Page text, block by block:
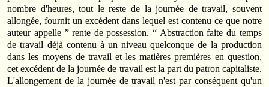
nombre d'heures, tout le reste de la journée de travail, souvent
allongée, fournit un excédent dans lequel est contenu ce que notre
auteur appelle ” rente de possession. “ Abstraction faite du temps
de travail déjà contenu à un niveau quelconque de la production
dans les moyens de travail et les matières premières en question,
cet excédent de la journée de travail est la part du patron capitaliste.
L'allongement de la journée de travail n'est par conséquent qu'un